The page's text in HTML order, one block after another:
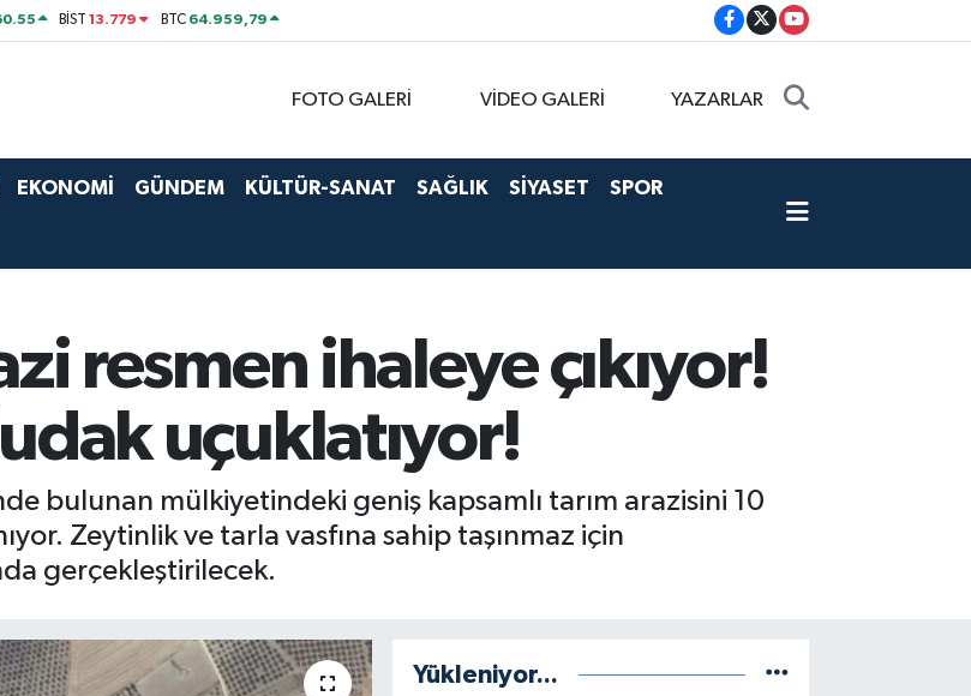
BİST13.779 BTC 64.959,79
FOTO GALERİ VİDEO GALERİ YAZARLAR
EKONOMİ GÜNDEM KÜLTÜR-SANAT SAĞLIK SİYASET SPOR
resmen ihaleye çıkıyor!
uçuklatıyor!
bulunan mülkiyetindeki geniş kapsamlı tarım arazisini 10
Zeytinlik ve tarla vasfına sahip taşınmaz için
gerçekleştirilecek.
Yükleniyor...